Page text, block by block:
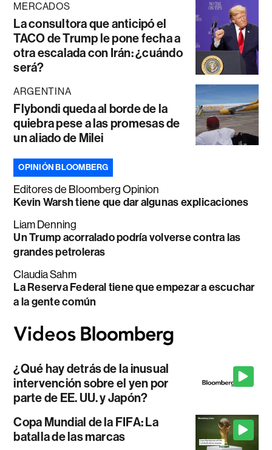
MERCADOS
La consultora que anticipó el
TACO de Trump le pone fecha a
otra escalada con Irán: ¿cuándo
será?
ARGENTINA
Flybondi queda al borde de la
quiebra pese a las promesas de
un aliado de Milei
OPINIÓN BLOOMBERG
Editores de Bloomberg Opinion
Kevin Warsh tiene que dar algunas explicaciones
Liam Denning
Un Trump acorralado podría volverse contra las
grandes petroleras
Claudia Sahm
La Reserva Federal tiene que empezar a escuchar
a la gente común
¿Qué hay detrás de la inusual
intervención sobre el yen por
parte de EE. UU. y Japón?
Copa Mundial de la FIFA: La
batalla de las marcas